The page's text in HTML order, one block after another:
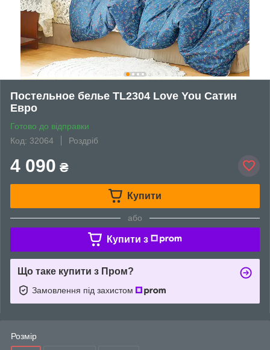
Постельное белье TL2304 Love You Сатин
Евро
Готово до відправки
Код: 32064
Роздріб
4 090 ₴
Купити
або
Купити з
Що таке купити з Пром?
Замовлення під захистом
Розмір